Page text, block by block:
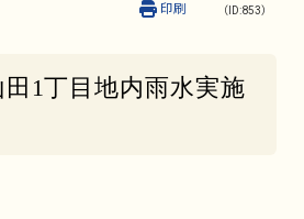
（ID:853）
印刷
1丁目地内雨水実施